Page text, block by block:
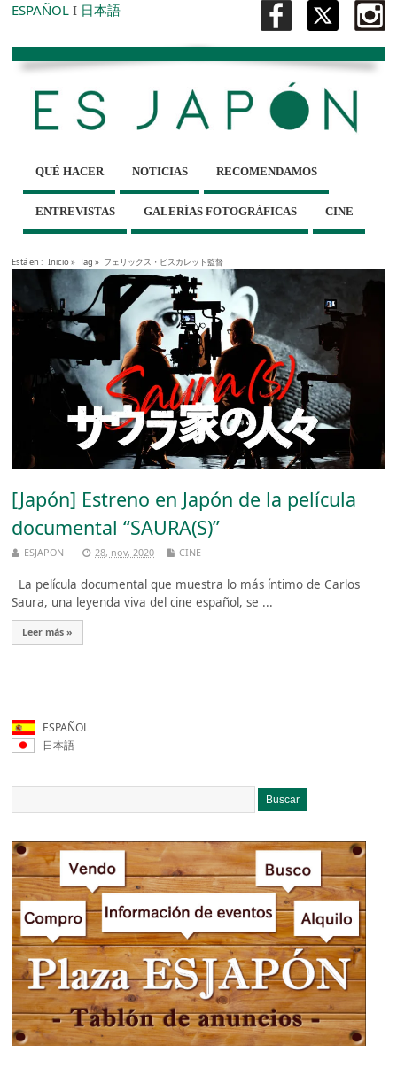
ESPAÑOL I 日本語
QUÉ HACER NOTICIAS RECOMENDAMOS
ENTREVISTAS GALERÍAS FOTOGRÁFICAS CINE
Está en : Inicio» Tag » フェリックス・ビスカレット監督
[Japón] Estreno en Japón de la película
documental “SAURA(S)”
ESJAPON 28, nov, 2020 CINE
La película documental que muestra lo más íntimo de Carlos
Saura, una leyenda viva del cine español, se ...
Leer más »
ESPAÑOL
日本語